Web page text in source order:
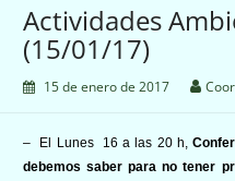
Actividades
(15/01/17)
15 de enero de 2017
– El Lunes 16 a las 20 h,
debemos saber para no tener